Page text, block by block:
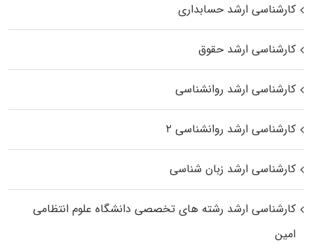
کارشناسی ارشد حسابداری
کارشناسی ارشد حقوق
کارشناسی ارشد روانشناسی
کارشناسی ارشد روانشناسی ۲
کارشناسی ارشد زبان شناسی
کارشناسی ارشد رﺷﺘﻪ ﻫﺎی تخصصی داﻧﺸﮕﺎه ﻋﻠﻮم انتظامی
اﻣﻴﻦ